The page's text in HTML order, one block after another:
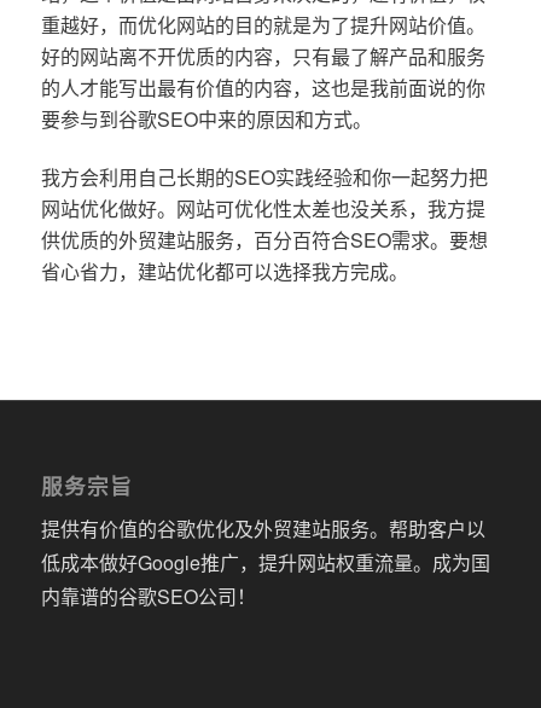
重越好，而优化网站的目的就是为了提升网站价值。
好的网站离不开优质的内容，只有最了解产品和服务
的人才能写出最有价值的内容，这也是我前面说的你
要参与到谷歌SEO中来的原因和方式。
我方会利用自己长期的SEO实践经验和你一起努力把
网站优化做好。网站可优化性太差也没关系，我方提
供优质的外贸建站服务，百分百符合SEO需求。要想
省心省力，建站优化都可以选择我方完成。
服务宗旨
提供有价值的谷歌优化及外贸建站服务。帮助客户以
低成本做好Google推广，提升网站权重流量。成为国
内靠谱的谷歌SEO公司！